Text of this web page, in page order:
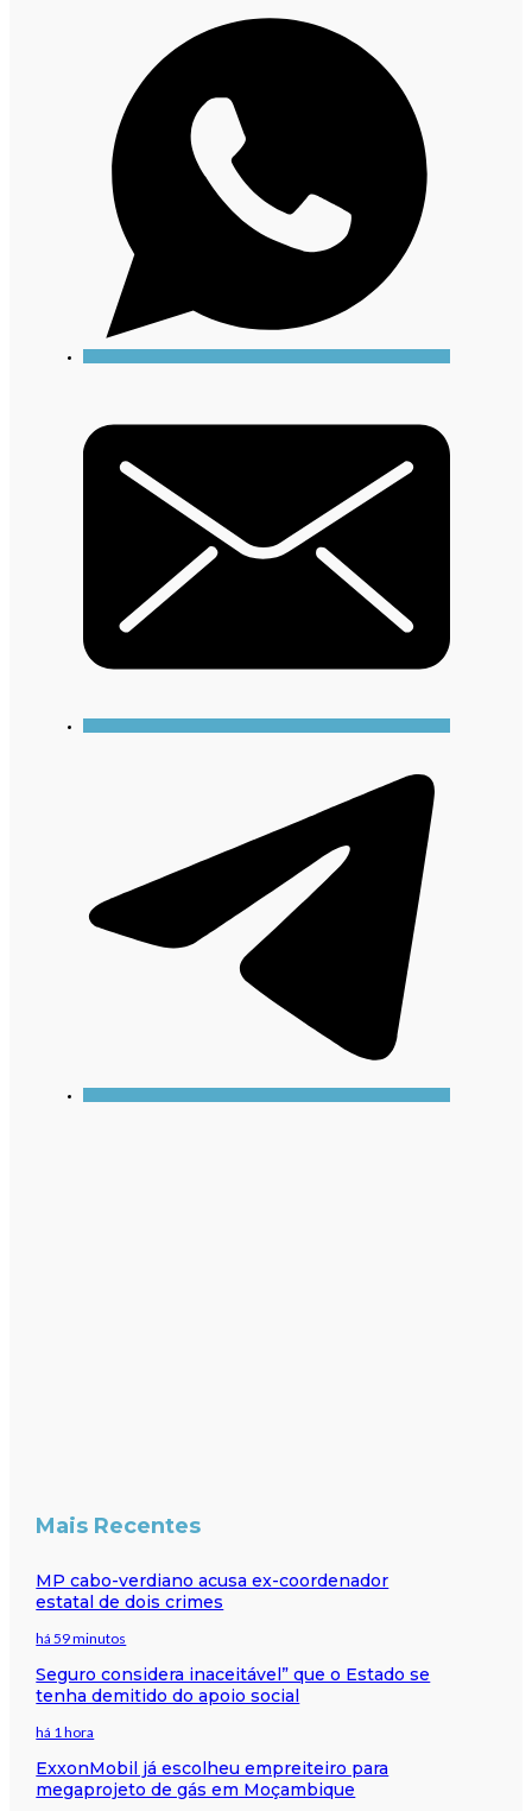
Mais Recentes
MP cabo-verdiano acusa ex-coordenador
estatal de dois crimes
há 59 minutos
Seguro considera inaceitável” que o Estado se
tenha demitido do apoio social
há 1 hora
ExxonMobil já escolheu empreiteiro para
megaprojeto de gás em Moçambique